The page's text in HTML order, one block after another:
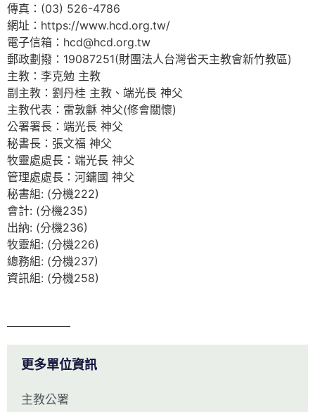
傳真：(03) 526-4786
網址：https://www.hcd.org.tw/
電子信箱：hcd@hcd.org.tw
郵政劃撥：19087251(財團法人台灣省天主教會新竹教區)
主教：李克勉 主教
副主教：劉丹桂 主教、端光長 神父
主教代表：雷敦龢 神父(修會關懷)
公署署長：端光長 神父
秘書長：張文福 神父
牧靈處處長：端光長 神父
管理處處長：河鏞國 神父
秘書組: (分機222)
會計: (分機235)
出納: (分機236)
牧靈組: (分機226)
總務組: (分機237)
資訊組: (分機258)
更多單位資訊
主教公署